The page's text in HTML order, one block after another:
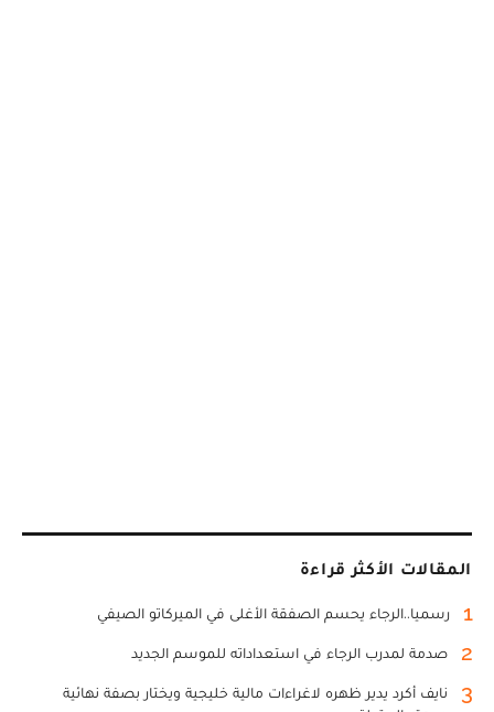
المقالات الأكثر قراءة
1 رسميا..الرجاء يحسم الصفقة الأغلى في الميركاتو الصيفي
2 صدمة لمدرب الرجاء في استعداداته للموسم الجديد
3
نايف أكرد يدير ظهره لاغراءات مالية خليجية ويختار بصفة نهائية